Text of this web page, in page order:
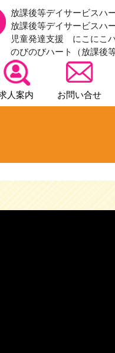
放課後等デイサービス
放課後等デイサービス
児童発達支援 にこにこ
のびのびハート（放課
人案内 お問い合せ